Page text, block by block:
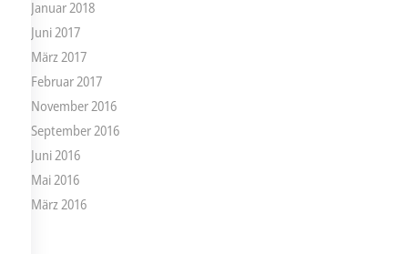
Januar 2018
Juni 2017
März 2017
Februar 2017
November 2016
September 2016
Juni 2016
Mai 2016
März 2016